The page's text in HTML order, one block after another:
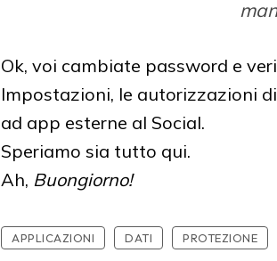
Ok, voi cambiate password e
Impostazioni, le autorizzazioni
ad app esterne al Social.
Speriamo sia tutto qui.
Ah, Buongiorno!
APPLICAZIONI DATI PROTEZIONE